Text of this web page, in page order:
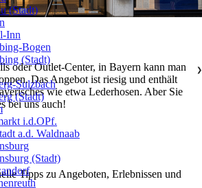
oder Outlet-Center, in Bayern kann man
Das Angebot ist riesig und enthält
wie etwa Lederhosen. Aber Sie
bei uns auch!
Tipps zu Angeboten, Erlebnissen und
(Stadt)
Inn
Bogen
(Stadt)
❯
Sulzbach
(Stadt)
i.d.OPf.
a.d. Waldnaab
(Stadt)